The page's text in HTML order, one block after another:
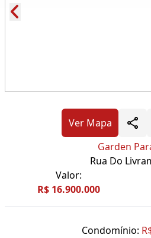
Ver Mapa
Garden
Rua Do
Valor:
R$ 16.900.000
Condomínio: